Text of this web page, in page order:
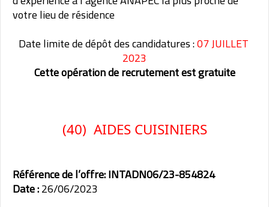
votre lieu de résidence
Date limite de dépôt des candidatures :07 JUILLET
2023
Cette opération de recrutement est gratuite
(40) AIDES CUISINIERS
Référence de l’offre:INTADN06/23-854824
Date :26/06/2023